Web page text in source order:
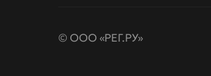
© ООО «РЕГ.РУ»